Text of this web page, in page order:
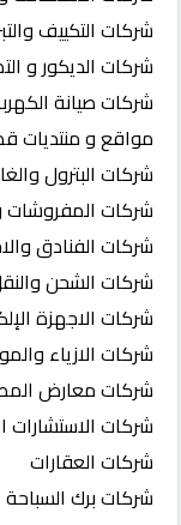
شركات التكييف
شركات الديكور و
شركات صيانة
مواقع و منتديات
شركات البترول
شركات المفروشات
شركات الفنادق
شركات الشحن
شركات الاجهزة
شركات الازياء
شركات معارض
شركات الاستشارات
شركات العقارات
شركات برك السباحة